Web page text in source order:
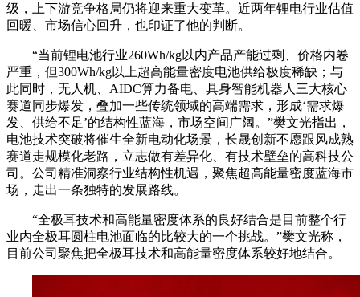
级，上下游竞争格局仍将迎来重大变革。近两年锂电行业估值
回暖、市场信心回升，也印证了他的判断。
“当前锂电池行业260Wh/kg以内产品产能过剩、价格内卷
严重，但300Wh/kg以上超高能量密度电池供给极度稀缺；与
此同时，无人机、AIDC算力备电、具身智能机器人三大核心
赛道同步爆发，叠加一些传统领域的高端需求，形成‘需求爆
发、供给不足’的结构性蓝海，市场空间广阔。”樊文光指出，
电池技术突破将催生全新电动化场景，长晟创新不愿跟风成熟
赛道走规模化老路，立志做有差异化、有技术壁垒的高科技公
司。公司精准洞察行业结构性机遇，聚焦超高能量密度蓝海市
场，走出一条独特的发展路线。
“全极耳技术和高能量密度体系的良好结合是目前整个行
业内全极耳圆柱电池面临的比较大的一个挑战。”樊文光称，
目前公司聚焦把全极耳技术和高能量密度体系较好地结合。